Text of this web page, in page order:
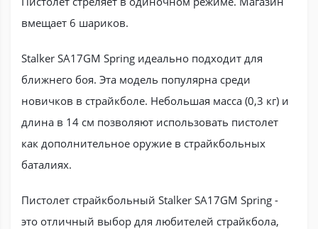
вмещает 6 шариков.
Stalker SA17GM Spring идеально подходит для
ближнего боя. Эта модель популярна среди
новичков в страйкболе. Небольшая масса (0,3 кг) и
длина в 14 см позволяют использовать пистолет
как дополнительное оружие в страйкбольных
баталиях.
Пистолет страйкбольный Stalker SA17GM Spring -
это отличный выбор для любителей страйкбола,